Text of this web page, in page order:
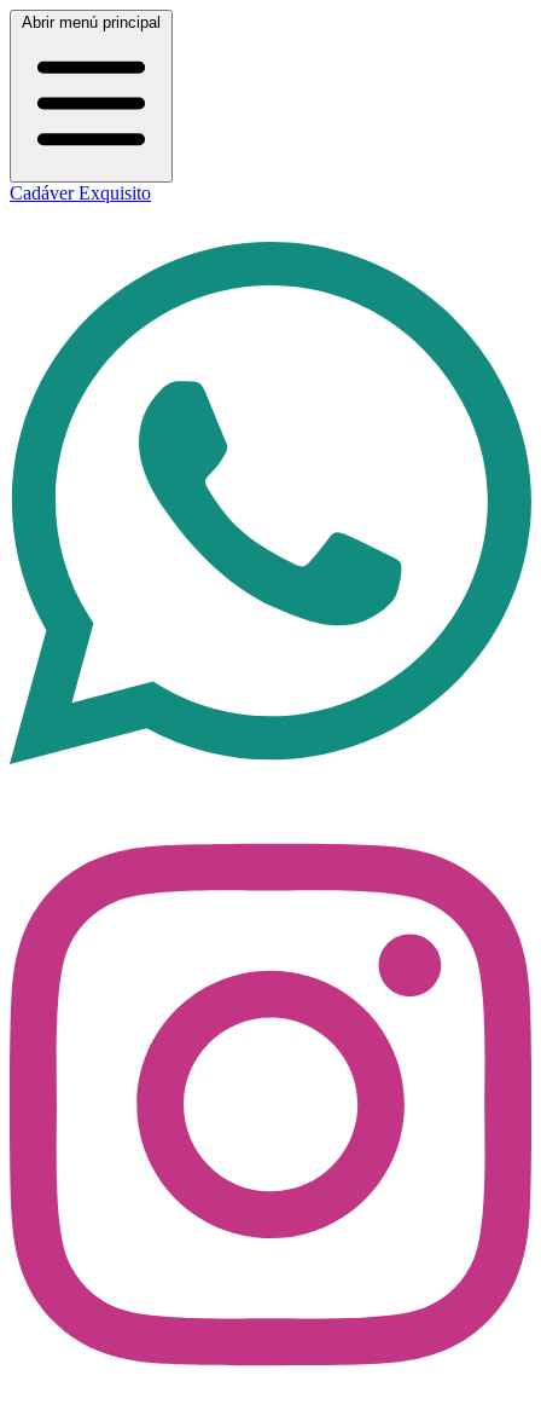
Abrir menú principal
Cadáver Exquisito